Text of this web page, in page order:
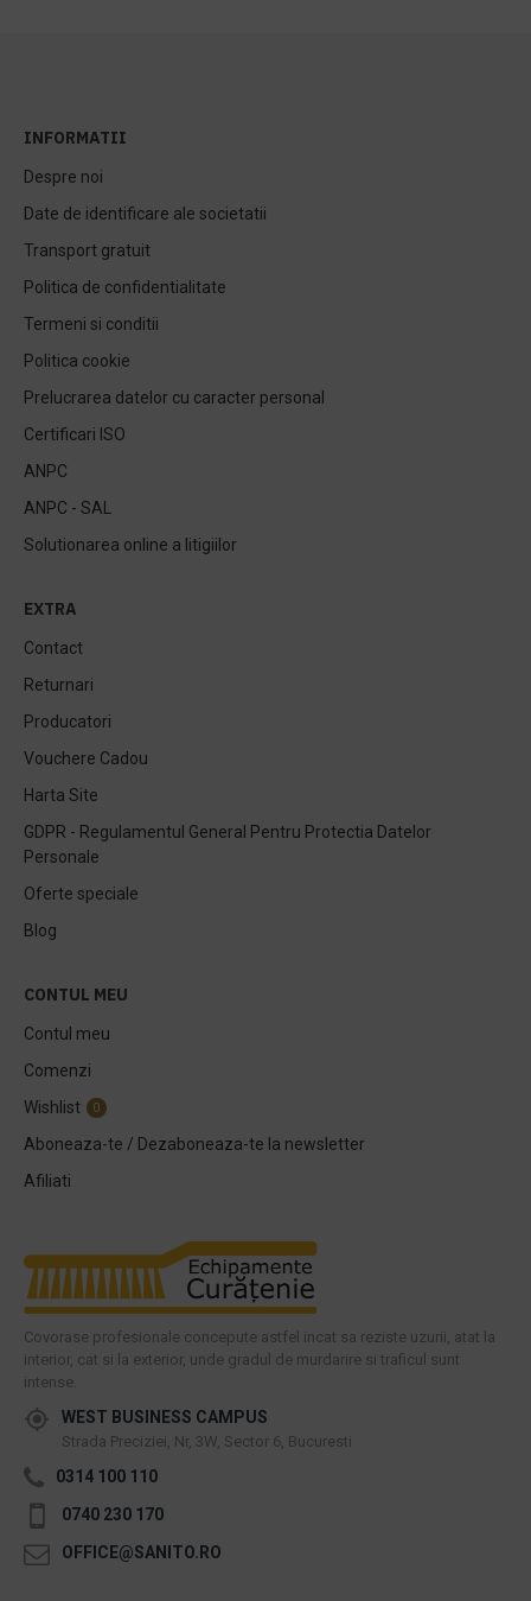
INFORMATII
Despre noi
Date de identificare ale societatii
Transport gratuit
Politica de confidentialitate
Termeni si conditii
Politica cookie
Prelucrarea datelor cu caracter personal
Certificari ISO
ANPC
ANPC - SAL
Solutionarea online a litigiilor
EXTRA
Contact
Returnari
Producatori
Vouchere Cadou
Harta Site
GDPR - Regulamentul General Pentru Protectia Datelor
Personale
Oferte speciale
Blog
CONTUL MEU
Contul meu
Comenzi
Wishlist
0
Aboneaza-te / Dezaboneaza-te la newsletter
Afiliati
Covorase profesionale concepute astfel incat sa reziste uzurii, atat la
interior, cat si la exterior, unde gradul de murdarire si traficul sunt
intense.
WEST BUSINESS CAMPUS
Strada Preciziei, Nr, 3W, Sector 6, Bucuresti
0314 100 110
0740 230 170
OFFICE@SANITO.RO